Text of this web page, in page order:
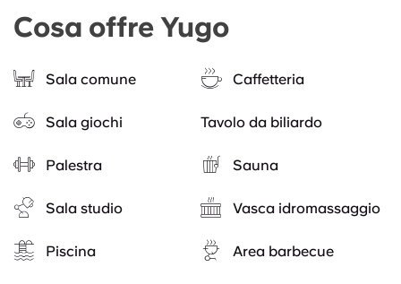
Cosa offre Yugo
Sala comune Caffetteria
Sala giochi Tavolo da biliardo
Palestra Sauna
Sala studio Vasca idromassaggio
Piscina Area barbecue